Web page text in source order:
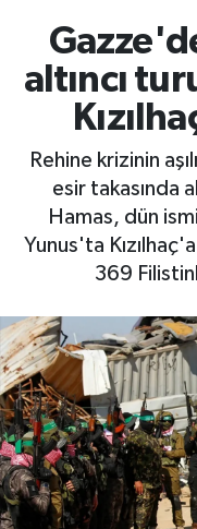
altıncı
Rehine krizinin
esir takasında
Hamas, dün
Yunus'ta
369